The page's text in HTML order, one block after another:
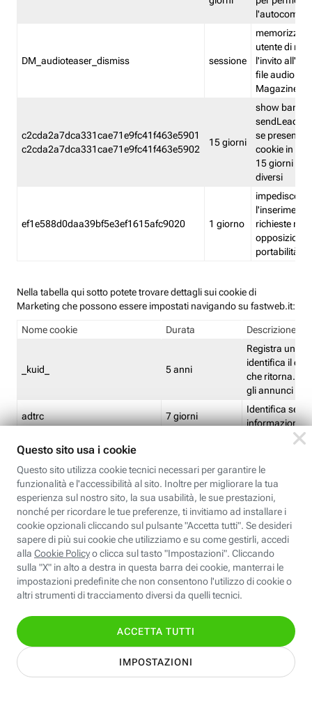
DM_audioteaser_dismiss sessione
memorizza
utente di
l'invito
file audio del
Magazine
c2cda2a7dca331cae71e9fc41f463e5901
c2cda2a7dca331cae71e9fc41f463e5902
15 giorni
show banner
sendLead
se presenti
cookie in un
15 giorni e
diversi
ef1e588d0daa39bf5e3ef1615afc9020 1 giorno
impedisce
l'inserimento
richieste
opposizione
portabilità
Nella tabella qui sotto potete trovare dettagli sui cookie di
Marketing che possono essere impostati navigando su fastweb.it:
Nome cookie Durata Descrizione
_kuid_ 5 anni
Registra un ID
identifica il
che ritorna.
gli annunci
adtrc 7 giorni
Identifica se
informazioni
CFFC<TagID>
Limite di
CM 1 giorno
Identifica se
ricontrollare
corrispondenti
(impostata da
CM14 14 giorni
Identifica se
ricontrollare
corrispondenti
(impostata da
pagine
EBFC<BannerID> 7 giorni
Identifica la
banner
Identifica la